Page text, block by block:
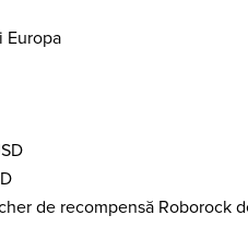
Europa
de recompensă Roborock